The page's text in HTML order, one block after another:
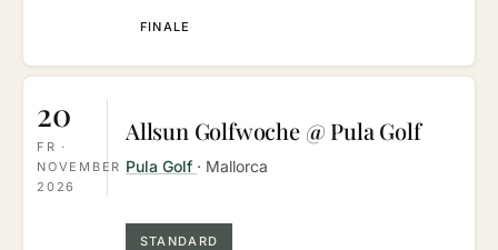
FINALE
20
FR ·
NOVEMBER
2026
Allsun Golfwoche @ Pula Golf
Pula Golf · Mallorca
STANDARD